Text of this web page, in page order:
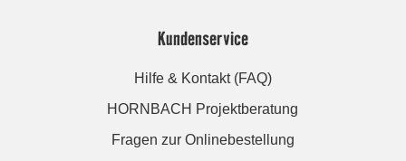
Kundenservice
Hilfe & Kontakt (FAQ)
HORNBACH Projektberatung
Fragen zur Onlinebestellung